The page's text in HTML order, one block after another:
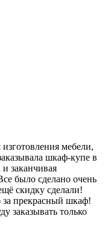
мебели,
шкаф-купе в
заканчивая
было сделано очень
скидку сделали!
за прекрасный шкаф!
заказывать только